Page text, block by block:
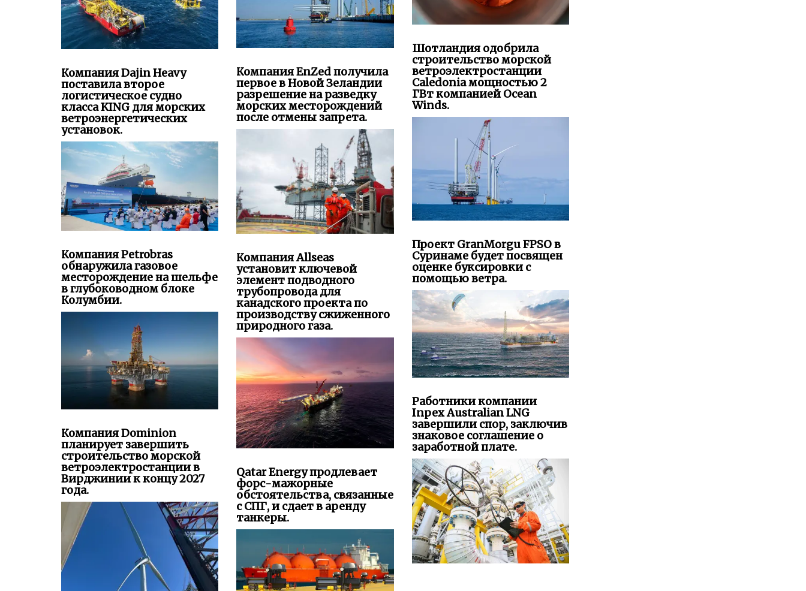
Компания Dajin Heavy
поставила второе
класса KING для морских
ветроэнергетических
установок.
Компания Petrobras
обнаружила газовое
в глубоководном блоке
Колумбии.
Компания Dominion
ветроэлектростанции в
Вирджинии к концу 2027
года.
Компания EnZed получила
первое в Новой Зеландии
морских месторождений
после отмены запрета.
Компания Allseas
установит ключевой
трубопровода для
канадского проекта по
производству сжиженного
природного газа.
Qatar Energy продлевает
форс-мажорные
с СПГ, и сдает в аренду
танкеры.
Шотландия одобрила
строительство морской
Caledonia мощностью 2
ГВт компанией Ocean
Winds.
Проект GranMorgu FPSO в
Суринаме будет посвящен
помощью ветра.
Работники компании
Inpex Australian LNG
знаковое соглашение о
заработной плате.